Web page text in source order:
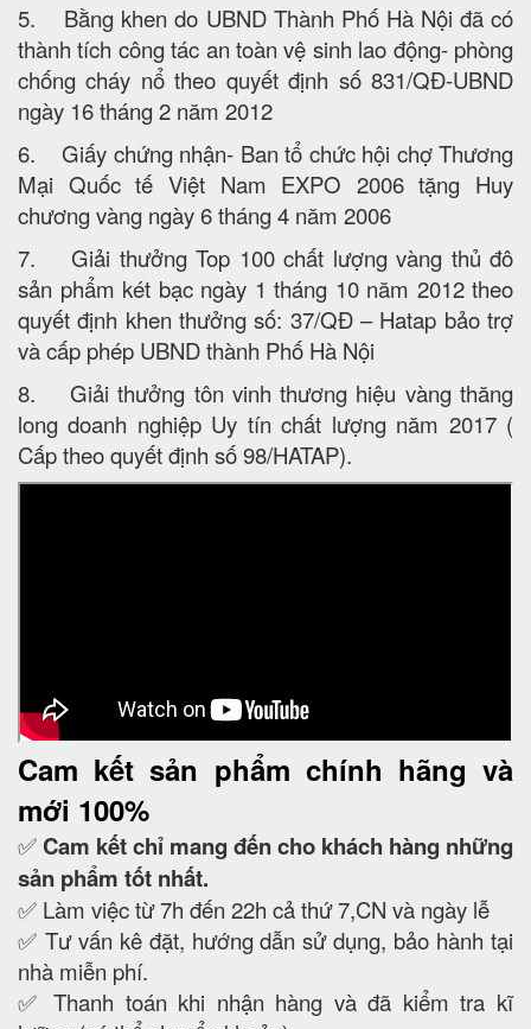
5. Bằng khen do UBND Thành Phố Hà Nội đã có
thành tích công tác an toàn vệ sinh lao động- phòng
chống cháy nổ theo quyết định số 831/QĐ-UBND
ngày 16 tháng 2 năm 2012
6. Giấy chứng nhận- Ban tổ chức hội chợ Thương
Mại Quốc tế Việt Nam EXPO 2006 tặng Huy
chương vàng ngày 6 tháng 4 năm 2006
7. Giải thưởng Top 100 chất lượng vàng thủ đô
sản phẩm két bạc ngày 1 tháng 10 năm 2012 theo
quyết định khen thưởng số: 37/QĐ – Hatap bảo trợ
và cấp phép UBND thành Phố Hà Nội
8. Giải thưởng tôn vinh thương hiệu vàng thăng
long doanh nghiệp Uy tín chất lượng năm 2017 (
Cấp theo quyết định số 98/HATAP).
Cam kết sản phẩm chính hãng và
mới 100%
✅ Cam kếtchỉ mang đến cho khách hàng những
sản phẩm tốt nhất.
✅ Làm việc từ 7h đến 22h cả thứ 7,CN và ngày lễ
✅ Tư vấn kê đặt, hướng dẫn sử dụng, bảo hành tại
nhà miễn phí.
✅ Thanh toán khi nhận hàng và đã kiểm tra kĩ